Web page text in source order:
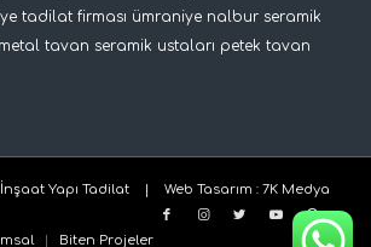
tadilat firması ümraniye nalbur seramik
metal tavan seramik ustaları petek tavan
Yapı Tadilat | Web Tasarım : 7K Medya
Biten Projeler